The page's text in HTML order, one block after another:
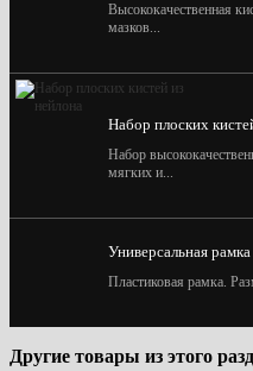
Высококачественная
мазков...
Набор плоских
Набор
мягких и...
Универсальная
Пластиковая рамка.
Другие товары из этого